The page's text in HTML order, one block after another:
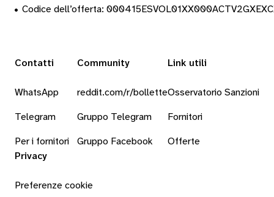
• Codice dell’offerta:
Contatti
WhatsApp
Telegram
Per i fornitori
Community
reddit.com/r/bollette
Gruppo Telegram
Gruppo Facebook
Link utili
Osservatorio Sanzioni
Fornitori
Offerte
Privacy
Preferenze cookie